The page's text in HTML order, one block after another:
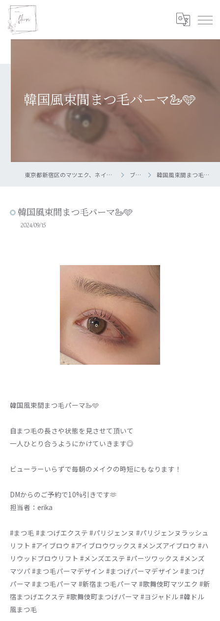
韓国風束間まつ毛パーマ🦢🩵
東京都新宿区のマツエク、ネイルならsalon fleuri ブログ 韓国風束間まつ毛パーマ🦢🩵
韓国風束間まつ毛パーマ🦢🩵
2024/09/15
韓国風束間まつ毛パーマ🦢🩵
自まつ毛の長さや状態を見させて頂いて
一人ひとり合うようにかけていきます◎
ビューラーいらずで毎朝のメイクの時短にもなります！
DMからのご予約で10%引きです🫶
担当者：erika
#まつ毛 #まつげエクステ #パリジェンヌ #パリジェンヌラッシュ
リフト #アイブロウ #アイブロウワックス #メンズアイブロウ #ハ
リウッドブロウリフト #メンズエステ #パーツワックス #メンズ
マツパ #まつ毛パーマデザイン #まつげパーマデザイン #まつげ
パーマ #まつ毛パーマ #新宿まつ毛パーマ #歌舞伎町マツエク #新
宿まつげエクステ #歌舞伎町まつげパーマ #ヨジャドル #韓ドル
風まつ毛